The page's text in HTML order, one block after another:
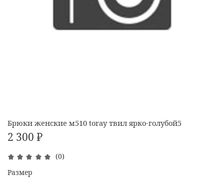
(0)
Брюки женские м510 toray твил ярко-голубой5
2 300 ₽
Размер